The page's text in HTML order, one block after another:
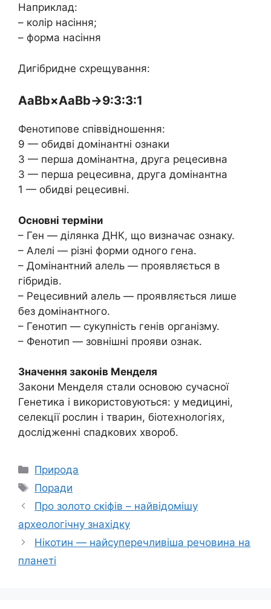
Наприклад:
– колір насіння;
– форма насіння
Дигібридне схрещування:
AaBb×AaBb→9:3:3:1
Фенотипове співвідношення:
9 — обидві домінантні ознаки
3 — перша домінантна, друга рецесивна
3 — перша рецесивна, друга домінантна
1 — обидві рецесивні.
Основні терміни
– Ген — ділянка ДНК, що визначає ознаку.
– Алелі — різні форми одного гена.
– Домінантний алель — проявляється в
гібридів.
– Рецесивний алель — проявляється лише
без домінантного.
– Генотип — сукупність генів організму.
– Фенотип — зовнішні прояви ознак.
Значення законів Менделя
Закони Менделя стали основою сучасної
Генетика і використовуються: у медицині,
селекції рослин і тварин, біотехнологіях,
дослідженні спадкових хвороб.
Категорії
Природа
Позначки
Поради
Про золото скіфів – найвідомішу
археологічну знахідку
Нікотин — найсуперечливіша речовина на
планеті